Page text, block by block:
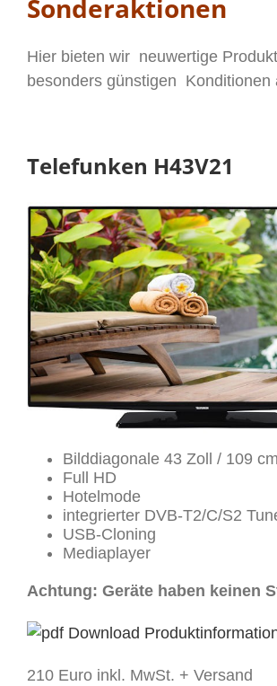
Sonderaktionen
Hier bieten wir neuwertige
besonders günstigen Konditionen
Telefunken H43V21
Bilddiagonale 43 Zoll / 109 cm
Full HD
Hotelmode
integrierter DVB-T2/C/S2
USB-Cloning
Mediaplayer
Achtung: Geräte haben keinen
Download
210 Euro inkl. MwSt. + Versand